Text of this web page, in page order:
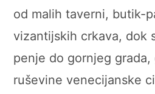
od malih taverni, butik-
vizantijskih crkava, dok
penje do gornjeg grada,
ruševine venecijanske